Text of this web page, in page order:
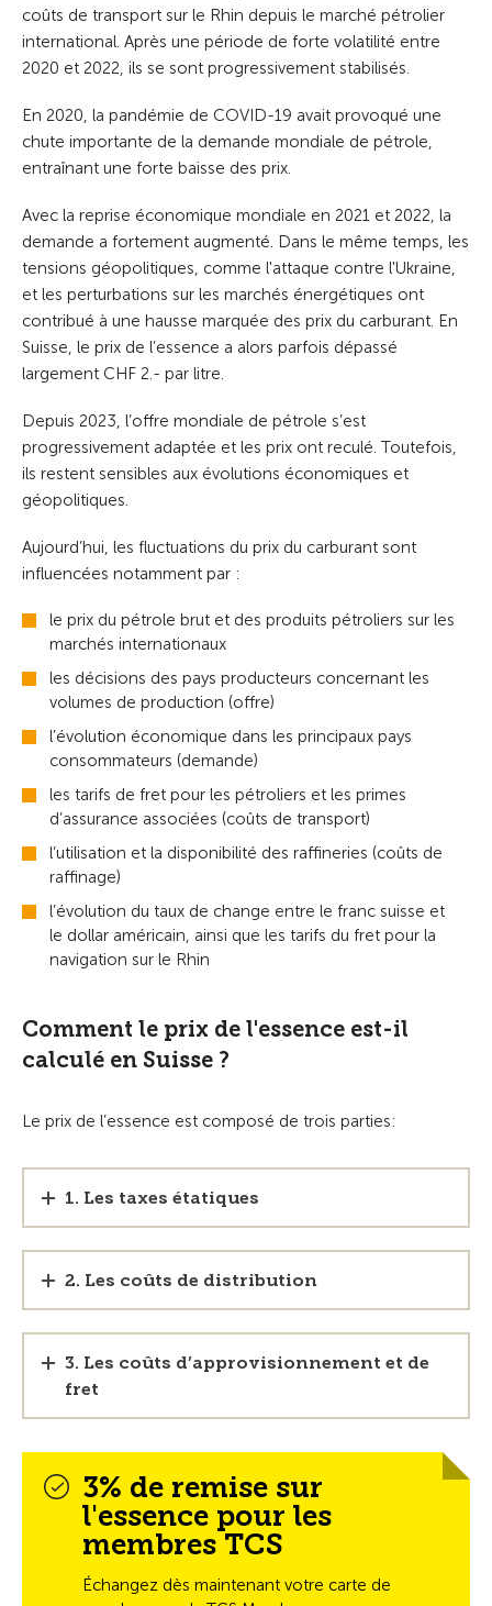
coûts de transport sur le Rhin depuis le marché pétrolier
international. Après une période de forte volatilité entre
2020 et 2022, ils se sont progressivement stabilisés.
En 2020, la pandémie de COVID-19 avait provoqué une
chute importante de la demande mondiale de pétrole,
entraînant une forte baisse des prix.
Avec la reprise économique mondiale en 2021 et 2022, la
demande a fortement augmenté. Dans le même temps, les
tensions géopolitiques, comme l'attaque contre l'Ukraine,
et les perturbations sur les marchés énergétiques ont
contribué à une hausse marquée des prix du carburant. En
Suisse, le prix de l’essence a alors parfois dépassé
largement CHF 2.- par litre.
Depuis 2023, l’offre mondiale de pétrole s’est
progressivement adaptée et les prix ont reculé. Toutefois,
ils restent sensibles aux évolutions économiques et
géopolitiques.
Aujourd’hui, les fluctuations du prix du carburant sont
influencées notamment par :
le prix du pétrole brut et des produits pétroliers sur les
marchés internationaux
les décisions des pays producteurs concernant les
volumes de production (offre)
l’évolution économique dans les principaux pays
consommateurs (demande)
les tarifs de fret pour les pétroliers et les primes
d’assurance associées (coûts de transport)
l’utilisation et la disponibilité des raffineries (coûts de
raffinage)
l’évolution du taux de change entre le franc suisse et
le dollar américain, ainsi que les tarifs du fret pour la
navigation sur le Rhin
Comment le prix de l'essence est-il
calculé en Suisse ?
Le prix de l’essence est composé de trois parties:
1. Les taxes étatiques
2. Les coûts de distribution
3. Les coûts d’approvisionnement et de
fret
3% de remise sur
l'essence pour les
membres TCS
Échangez dès maintenant votre carte de